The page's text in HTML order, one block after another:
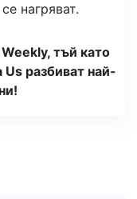
нагряват.
тъй като
разбиват най-